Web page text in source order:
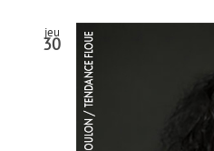
jeu
30